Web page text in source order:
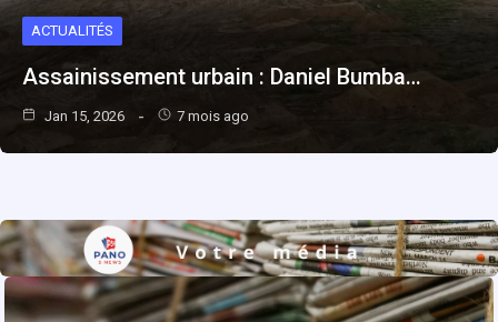
ACTUALITÉS
Assainissement urbain : Daniel Bumba…
Jan 15, 2026 7 mois ago